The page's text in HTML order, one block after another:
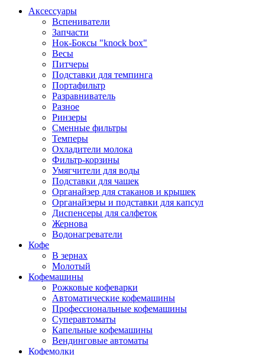
Аксессуары
Вспениватели
Запчасти
Нок-Боксы "knock box"
Весы
Питчеры
Подставки для темпинга
Портафильтр
Разравниватель
Разное
Ринзеры
Сменные фильтры
Темперы
Охладители молока
Фильтр-корзины
Умягчители для воды
Подставки для чашек
Органайзер для стаканов и крышек
Органайзеры и подставки для капсул
Диспенсеры для салфеток
Жернова
Водонагреватели
Кофе
В зернах
Молотый
Кофемашины
Рожковые кофеварки
Автоматические кофемашины
Профессиональные кофемашины
Суперавтоматы
Капельные кофемашины
Вендинговые автоматы
Кофемолки